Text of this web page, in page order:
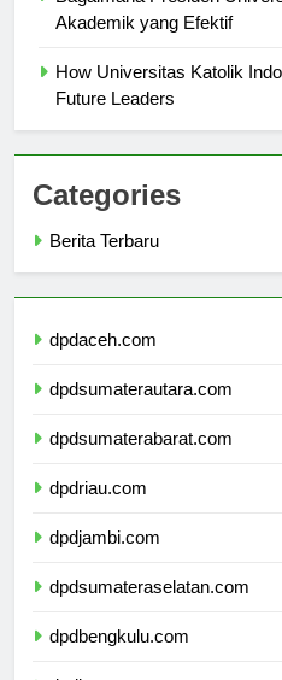
Bagaimana Presiden
How Universitas Katolik
Categories